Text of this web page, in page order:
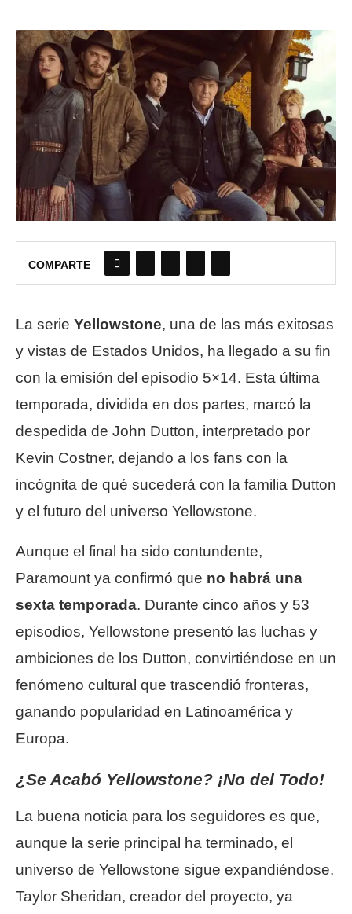
COMPARTE
La serie Yellowstone, una de las más exitosas
y vistas de Estados Unidos, ha llegado a su fin
con la emisión del episodio 5×14. Esta última
temporada, dividida en dos partes, marcó la
despedida de John Dutton, interpretado por
Kevin Costner, dejando a los fans con la
incógnita de qué sucederá con la familia Dutton
y el futuro del universo Yellowstone.
Aunque el final ha sido contundente,
Paramount ya confirmó que no habrá una
sexta temporada. Durante cinco años y 53
episodios, Yellowstone presentó las luchas y
ambiciones de los Dutton, convirtiéndose en un
fenómeno cultural que trascendió fronteras,
ganando popularidad en Latinoamérica y
Europa.
¿Se Acabó Yellowstone? ¡No del Todo!
La buena noticia para los seguidores es que,
aunque la serie principal ha terminado, el
universo de Yellowstone sigue expandiéndose.
Taylor Sheridan, creador del proyecto, ya